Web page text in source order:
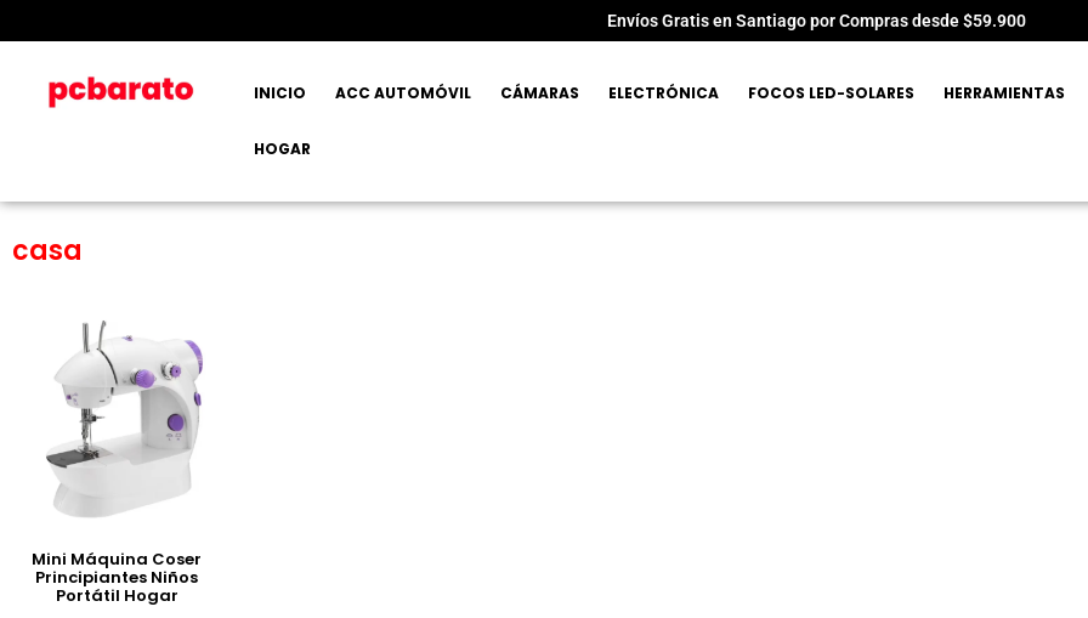
Envíos Gratis en Santiago por Compras desde $59.900
INICIO ACC AUTOMÓVIL CÁMARAS ELECTRÓNICA FOCOS LED-SOLARES HERRAMIENTAS
HOGAR
casa
Mini Máquina Coser
Principiantes Niños
Portátil Hogar